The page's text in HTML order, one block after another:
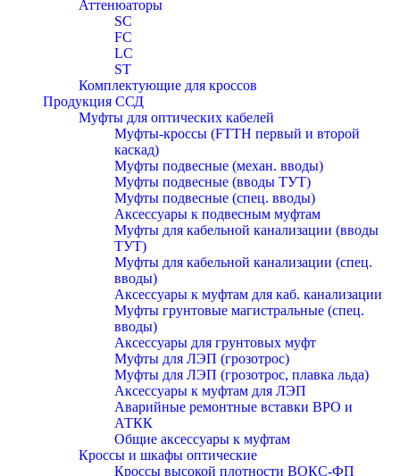
Аттенюаторы
SC
FC
LC
ST
Комплектующие для кроссов
Продукция ССД
Муфты для оптических кабелей
Муфты-кроссы (FTTH первый и второй
каскад)
Муфты подвесные (механ. вводы)
Муфты подвесные (вводы ТУТ)
Муфты подвесные (спец. вводы)
Аксессуары к подвесным муфтам
Муфты для кабельной канализации (вводы
ТУТ)
Муфты для кабельной канализации (спец.
вводы)
Аксессуары к муфтам для каб. канализации
Муфты грунтовые магистральные (спец.
вводы)
Аксессуары для грунтовых муфт
Муфты для ЛЭП (грозотрос)
Муфты для ЛЭП (грозотрос, плавка льда)
Аксессуары к муфтам для ЛЭП
Аварийные ремонтные вставки ВРО и
АТКК
Общие аксессуары к муфтам
Кроссы и шкафы оптические
Кроссы высокой плотности ВОКС-ФП